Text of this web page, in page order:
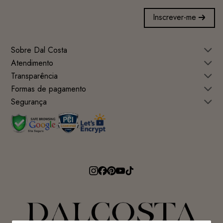
Inscrever-me
Sobre Dal Costa
Atendimento
Transparência
Formas de pagamento
Segurança